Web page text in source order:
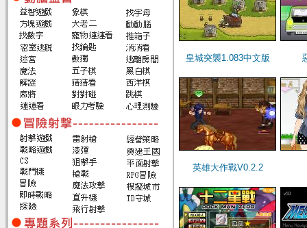
皇城突襲1.083中文版
英雄大作戰V0.2.2